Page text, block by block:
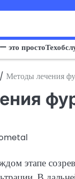
это просто
Методы лечения
этапе